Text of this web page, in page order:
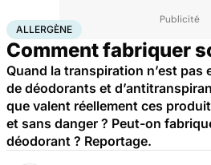
AccueilSanté Allergène
ALLERGÈNE
Comment fabriquer
Quand la transpiration n’est pas
de déodorants et
que valent réellement ces
et sans danger ? Peut-on
déodorant ? Reportage.